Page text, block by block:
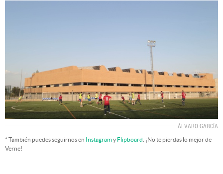
ÁLVARO GARCÍA
* También puedes seguirnos en Instagramy Flipboard . ¡No te pierdas lo mejor de
Verne!